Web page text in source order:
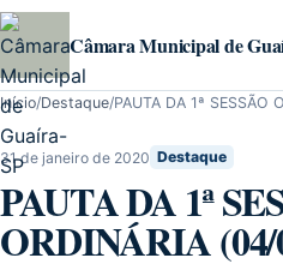
Pular para o conteúdo
Câmara Municipal de
Início/Destaque/PAUTA DA 1ª
31 de janeiro de 2020 Destaque
PAUTA DA 1ª
ORDINÁRIA (04/